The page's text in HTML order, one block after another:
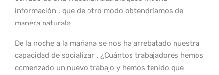
información , que de otro modo obtendríamos de
manera natural».
De la noche a la mañana se nos ha arrebatado nuestra
capacidad de socializar . ¿Cuántos trabajadores hemos
comenzado un nuevo trabajo y hemos tenido que